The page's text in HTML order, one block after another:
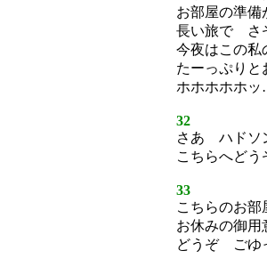
お部屋の準備
長い旅で さ
今夜はこの私
たーっぷりと
ホホホホホ
32
さあ ハドソ
こちらへどう
33
こちらのお部
お休みの御用
どうぞ ごゆ